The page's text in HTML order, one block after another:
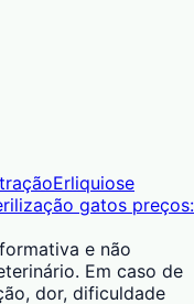
Erliquiose
gatos preços:
e não
Em caso de
dor, dificuldade